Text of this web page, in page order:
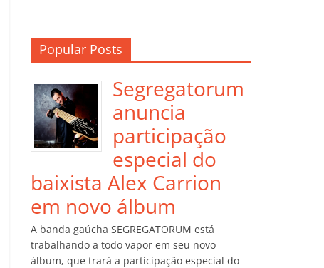
Popular Posts
Segregatorum
anuncia
participação
especial do
baixista Alex Carrion
em novo álbum
A banda gaúcha SEGREGATORUM está
trabalhando a todo vapor em seu novo
álbum, que trará a participação especial do